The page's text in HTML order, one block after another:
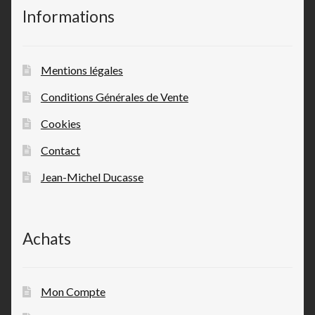
Informations
Mentions légales
Conditions Générales de Vente
Cookies
Contact
Jean-Michel Ducasse
Achats
Mon Compte